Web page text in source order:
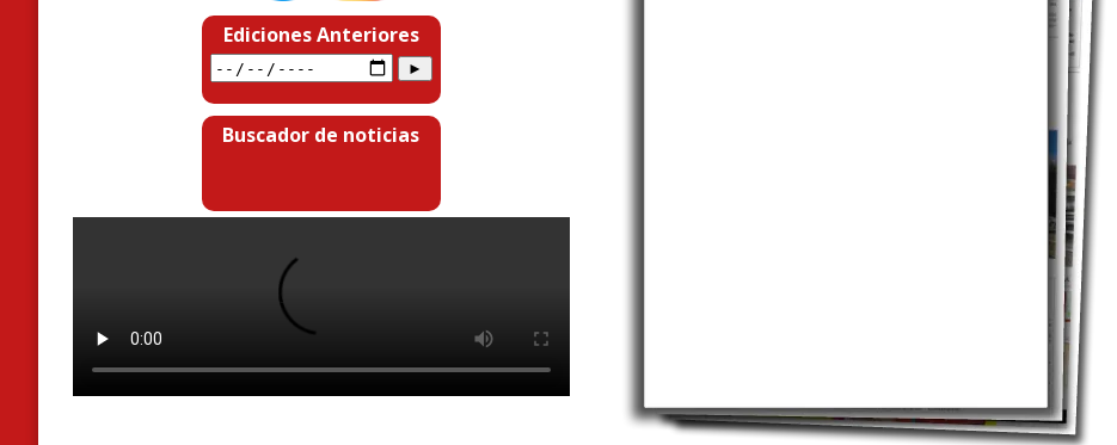
Ediciones Anteriores
Buscador de noticias